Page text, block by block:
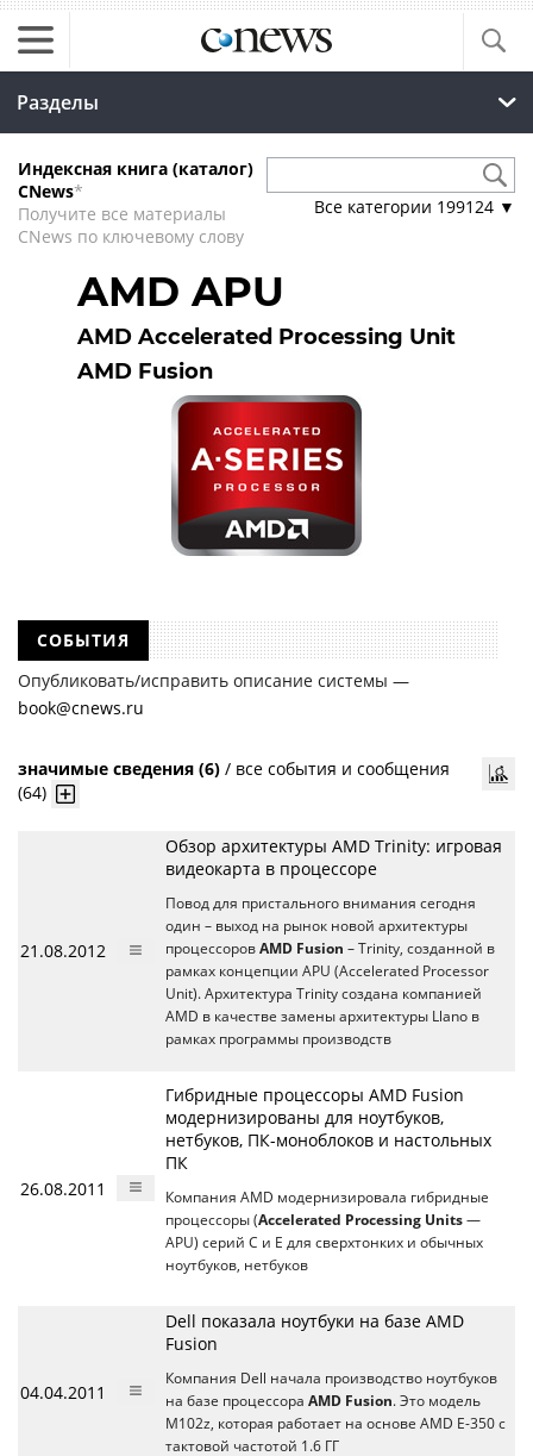
Разделы
Индексная книга (каталог)
CNews*
Получите все материалы
CNews по ключевому слову
Все категории 199124 ▼
AMD APU
AMD Accelerated Processing Unit
AMD Fusion
СОБЫТИЯ
Опубликовать/исправить описание системы —
book@cnews.ru
значимые сведения (6) / все события и сообщения
(64)
21.08.2012
Обзор архитектуры AMD Trinity: игровая
видеокарта в процессоре
Повод для пристального внимания сегодня
один – выход на рынок новой архитектуры
процессоров AMD Fusion – Trinity, созданной в
рамках концепции APU (Accelerated Processor
Unit). Архитектура Trinity создана компанией
AMD в качестве замены архитектуры Llano в
рамках программы производств
26.08.2011
Гибридные процессоры AMD Fusion
модернизированы для ноутбуков,
нетбуков, ПК-моноблоков и настольных
ПК
Компания AMD модернизировала гибридные
процессоры (Accelerated Processing Units ―
APU) серий C и E для сверхтонких и обычных
ноутбуков, нетбуков
04.04.2011
Dell показала ноутбуки на базе AMD
Fusion
Компания Dell начала производство ноутбуков
на базе процессора AMD Fusion. Это модель
M102z, которая работает на основе AMD E-350 с
тактовой частотой 1.6 ГГ